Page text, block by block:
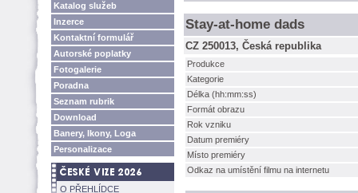
Katalog služeb
Inzerce
Kontaktní formulář
Autorské poplatky
Fotogalerie
Poradna
Seznam rubrik
Download
Banery, Ikony, Loga
Personalizace
O PŘEHLÍDCE
Stay-at-home dads
CZ 250013, Česká republika
Produkce
Kategorie
Délka (hh:mm:ss)
Formát obrazu
Rok vzniku
Datum premiéry
Místo premiéry
Odkaz na umístění filmu na internetu